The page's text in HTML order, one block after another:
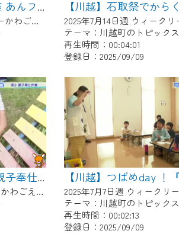
【川越】ハピ★ママ講座 あんフラワー製作体験レッスン
2025年7月21日週 ウィークリーかわごえにて放送
テーマ：川越町のトピックス
再生時間：00:04:01
登録日：2025/09/09
【川越】川越南小学校 親子奉仕作業
2025年7月7日週 ウィークリーかわごえにて放送
テーマ：川越町のトピックス
再生時間：00:02:13
登録日：2025/09/09